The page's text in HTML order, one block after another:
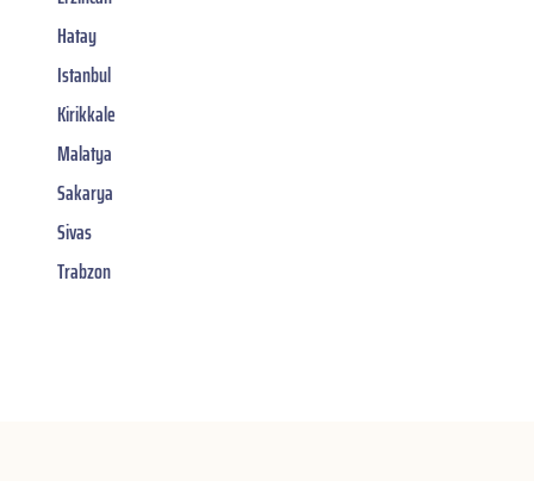
Hatay
Istanbul
Kirikkale
Malatya
Sakarya
Sivas
Trabzon